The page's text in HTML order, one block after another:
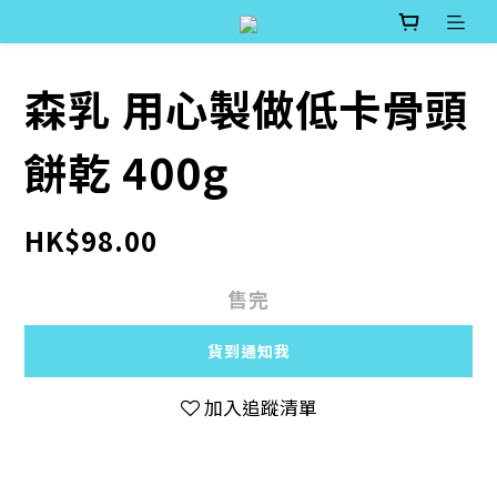
森乳 用心製做低卡骨頭
餅乾 400g
HK$98.00
售完
貨到通知我
加入追蹤清單